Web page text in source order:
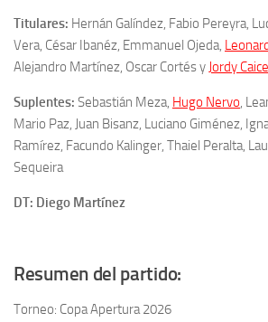
Titulares: Hernán Galíndez, Fabio Pereyra,
Vera, César Ibanéz, Emmanuel Ojeda,
Alejandro Martínez, Oscar Cortés y Jordy
Suplentes: Sebastián Meza, Hugo Nervo,
Mario Paz, Juan Bisanz, Luciano Giménez,
Ramírez, Facundo Kalinger, Thaiel Peralta,
Sequeira
DT: Diego Martínez
Resumen del partido:
Torneo: Copa Apertura 2026